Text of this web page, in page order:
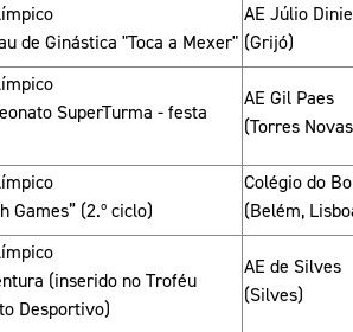
de Ginástica "Toca a Mexer"
AE Júlio
(Grijó)
SuperTurma - festa
AE Gil Paes
(Torres
Games” (2.º ciclo)
Colégio do
(Belém,
(inserido no Troféu
Desportivo)
AE de Silves
(Silves)